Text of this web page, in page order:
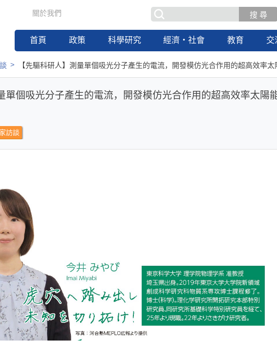
關於我們
首頁 政策 科學研究 經濟・社會 教育 交
> 【先驅科研人】測量單個吸光分子產生的電流，開發模仿光合作用的超高效率太
單個吸光分子產生的電流，開發模仿光合作用的超高效率太陽
訪談